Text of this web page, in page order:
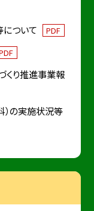
について PDF
くり推進事業報
の実施状況等